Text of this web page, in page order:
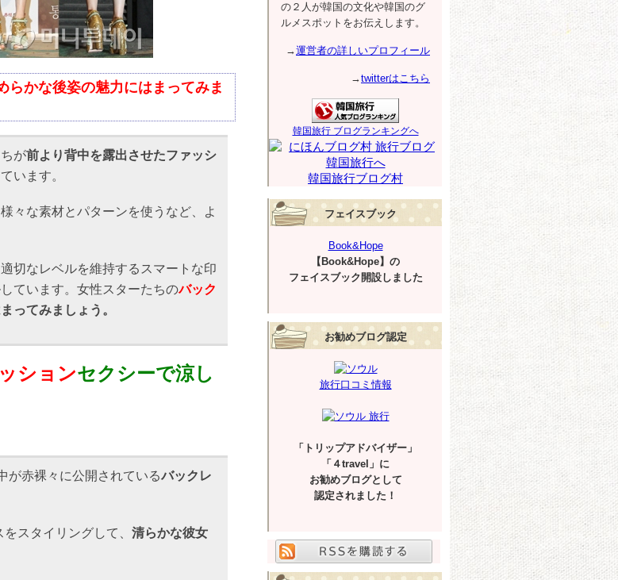
らかな後姿の魅力にはまってみま
が前より背中を露出させたファッシ
います。
々な素材とパターンを使うなど、よ
切なレベルを維持するスマートな印
ています。女性スターたちのバック
ってみましょう。
ションセクシーで涼し
が赤裸々に公開されているバックレ
スタイリングして、 清らかな彼女
の２人が韓国の文化や韓国のグ
ルメスポットをお伝えします。
→運営者の詳しいプロフィール
→twitterはこちら
韓国旅行 ブログランキングへ
韓国旅行ブログ村
フェイスブック
Book&Hope
【Book&Hope】の
フェイスブック開設しました
お勧めブログ認定
旅行口コミ情報
「トリップアドバイザー」
「４travel」に
お勧めブログとして
認定されました！